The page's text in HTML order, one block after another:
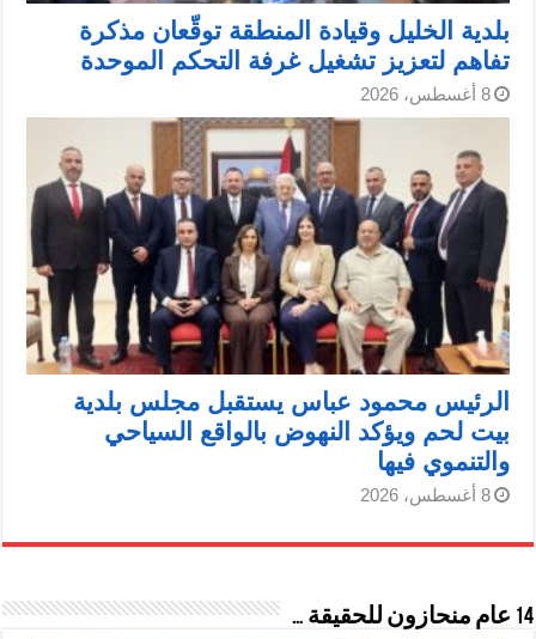
بلدية الخليل وقيادة المنطقة توقّعان مذكرة
تفاهم لتعزيز تشغيل غرفة التحكم الموحدة
8 أغسطس، 2026
الرئيس محمود عباس يستقبل مجلس بلدية
بيت لحم ويؤكد النهوض بالواقع السياحي
والتنموي فيها
8 أغسطس، 2026
14 عام منحازون للحقيقة …